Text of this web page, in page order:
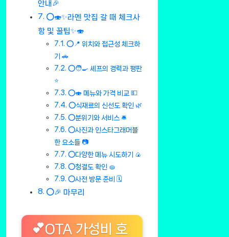
안내🎉
⭕🍣✨라멘 맛집 갈 때 체크사
항 및 꿀팁✨🍣
⭕📍 위치와 접근성 체크하
기 🚗
⭕🧑‍🍳 셰프의 경력과 평판
⭐
⭕🍣 메뉴와 가격 비교 💵
⭕식재료의 신선도 확인 🌿
⭕분위기와 서비스 🛎️
⭕사진과 인스타그래머블
한 요소들 📷
⭕다양한 메뉴 시도하기 🍙
⭕청결도 확인 🧽
⭕사전 방문 준비 🗓️
⭕🎉 마무리
💕OTA 가성비 호